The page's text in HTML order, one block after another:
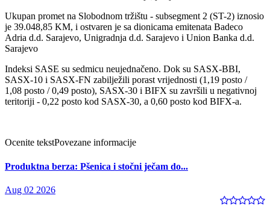
Ukupan promet na Slobodnom tržištu - subsegment 2 (ST-2) iznosio
je 39.048,85 KM, i ostvaren je sa dionicama emitenata Badeco
Adria d.d. Sarajevo, Unigradnja d.d. Sarajevo i Union Banka d.d.
Sarajevo
Indeksi SASE su sedmicu neujednačeno. Dok su SASX-BBI,
SASX-10 i SASX-FN zabilježili porast vrijednosti (1,19 posto /
1,08 posto / 0,49 posto), SASX-30 i BIFX su završili u negativnoj
teritoriji - 0,22 posto kod SASX-30, a 0,60 posto kod BIFX-a.
Ocenite tekstPovezane informacije
Produktna berza: Pšenica i stočni ječam do...
Aug 02 2026